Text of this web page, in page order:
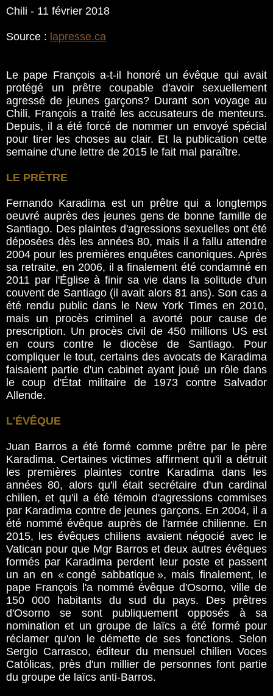
Chili - 11 février 2018
Source : lapresse.ca
Le pape François a-t-il honoré un évêque qui avait
protégé un prêtre coupable d'avoir sexuellement
agressé de jeunes garçons? Durant son voyage au
Chili, François a traité les accusateurs de menteurs.
Depuis, il a été forcé de nommer un envoyé spécial
pour tirer les choses au clair. Et la publication cette
semaine d'une lettre de 2015 le fait mal paraître.
LE PRÊTRE
Fernando Karadima est un prêtre qui a longtemps
oeuvré auprès des jeunes gens de bonne famille de
Santiago. Des plaintes d'agressions sexuelles ont été
déposées dès les années 80, mais il a fallu attendre
2004 pour les premières enquêtes canoniques. Après
sa retraite, en 2006, il a finalement été condamné en
2011 par l'Église à finir sa vie dans la solitude d'un
couvent de Santiago (il avait alors 81 ans). Son cas a
été rendu public dans le New York Times en 2010,
mais un procès criminel a avorté pour cause de
prescription. Un procès civil de 450 millions US est
en cours contre le diocèse de Santiago. Pour
compliquer le tout, certains des avocats de Karadima
faisaient partie d'un cabinet ayant joué un rôle dans
le coup d'État militaire de 1973 contre Salvador
Allende.
L'ÉVÊQUE
Juan Barros a été formé comme prêtre par le père
Karadima. Certaines victimes affirment qu'il a détruit
les premières plaintes contre Karadima dans les
années 80, alors qu'il était secrétaire d'un cardinal
chilien, et qu'il a été témoin d'agressions commises
par Karadima contre de jeunes garçons. En 2004, il a
été nommé évêque auprès de l'armée chilienne. En
2015, les évêques chiliens avaient négocié avec le
Vatican pour que Mgr Barros et deux autres évêques
formés par Karadima perdent leur poste et passent
un an en « congé sabbatique », mais finalement, le
pape François l'a nommé évêque d'Osorno, ville de
150 000 habitants du sud du pays. Des prêtres
d'Osorno se sont publiquement opposés à sa
nomination et un groupe de laïcs a été formé pour
réclamer qu'on le démette de ses fonctions. Selon
Sergio Carrasco, éditeur du mensuel chilien Voces
Católicas, près d'un millier de personnes font partie
du groupe de laïcs anti-Barros.